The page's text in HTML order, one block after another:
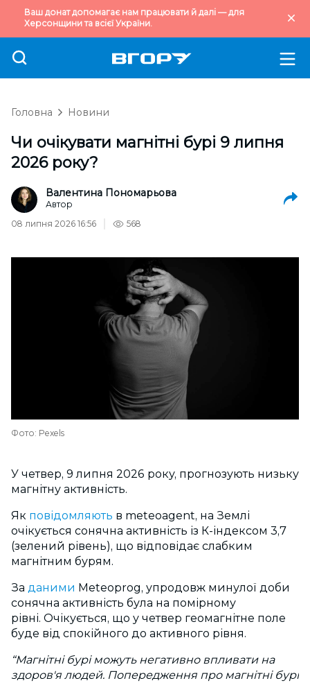
Ваш донат допомагає нам працювати й далі — для
Херсонщини та всієї України.
Головна Новини
Чи очікувати магнітні бурі 9 липня
2026 року?
Валентина Пономарьова
Автор
08 липня 2026 16:56
568
Фото: Pexels
У четвер, 9 липня 2026 року, прогнозують низьку
магнітну активність.
Як повідомляють в meteoagent, на Землі
очікується сонячна активність із К-індексом 3,7
(зелений рівень), що відповідає слабким
магнітним бурям.
За даними Meteoprog, упродовж минулої доби
сонячна активність була на помірному
рівні. Очікується, що у четвер геомагнітне поле
буде від спокійного до активного рівня.
“Магнітні бурі можуть негативно впливати на
здоров'я людей. Попередження про магнітні бурі